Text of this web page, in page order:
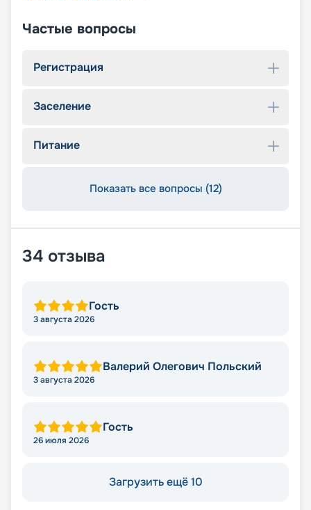
Частые вопросы
Регистрация
Заселение
Питание
Показать все вопросы (12)
34 отзыва
Гость
3 августа 2026
Валерий Олегович Польский
3 августа 2026
Гость
26 июля 2026
Загрузить ещё 10